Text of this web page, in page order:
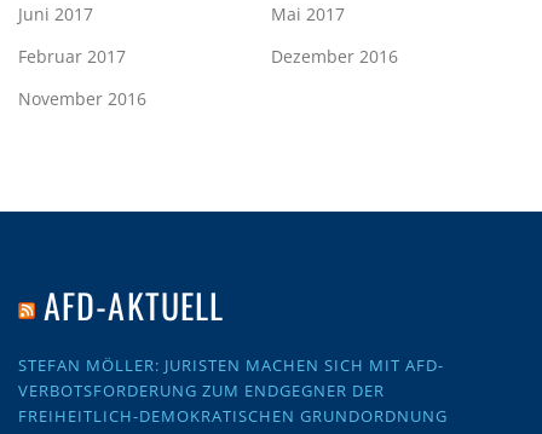
Juni 2017
Mai 2017
Februar 2017
Dezember 2016
November 2016
AFD-AKTUELL
STEFAN MÖLLER: JURISTEN MACHEN SICH MIT AFD-
VERBOTSFORDERUNG ZUM ENDGEGNER DER
FREIHEITLICH-DEMOKRATISCHEN GRUNDORDNUNG